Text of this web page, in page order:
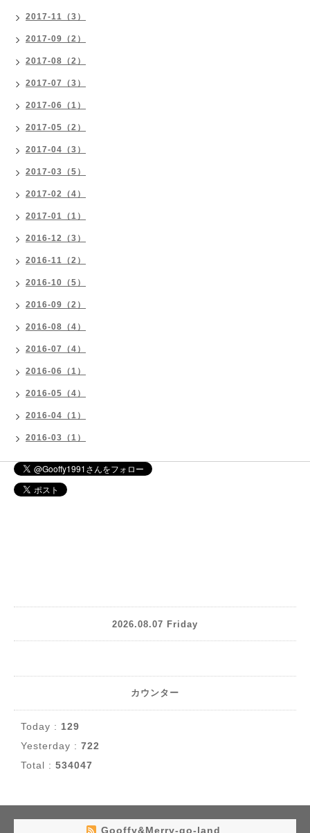
2017-11（3）
2017-09（2）
2017-08（2）
2017-07（3）
2017-06（1）
2017-05（2）
2017-04（3）
2017-03（5）
2017-02（4）
2017-01（1）
2016-12（3）
2016-11（2）
2016-10（5）
2016-09（2）
2016-08（4）
2016-07（4）
2016-06（1）
2016-05（4）
2016-04（1）
2016-03（1）
2026.08.07 Friday
カウンター
Today : 129
Yesterday : 722
Total : 534047
Gooffy&Merry-go-land